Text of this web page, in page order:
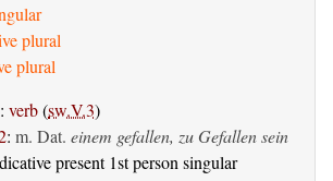
plural
plural
: verb(sw.V.3)
: m. Dat. einem gefallen, zu Gefallen sein
present 1st person singular